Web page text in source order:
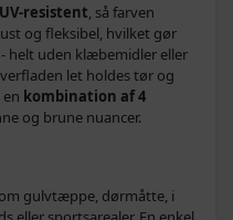
UV-resistent, så farven
og fleksibel, hvilket gør
helt uden klæbemidler eller
let holdes tør og
kombination af 4
og brune nuancer.
gulvtæppe, dørmåtte, i
UV-
699,-
- PP & PE, vejr-
1.020,-
-